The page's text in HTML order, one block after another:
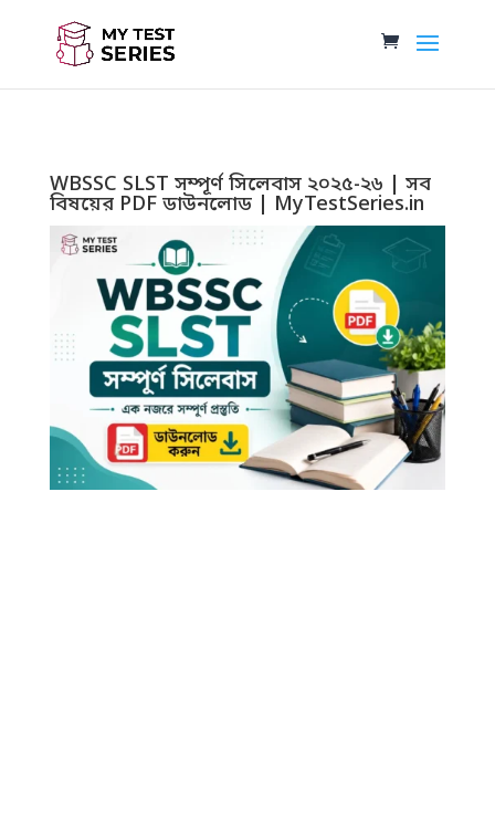
WBSSC SLST সম্পূর্ণ সিলেবাস ২০২৫-২৬ | সব
বিষয়ের PDF ডাউনলোড | MyTestSeries.in